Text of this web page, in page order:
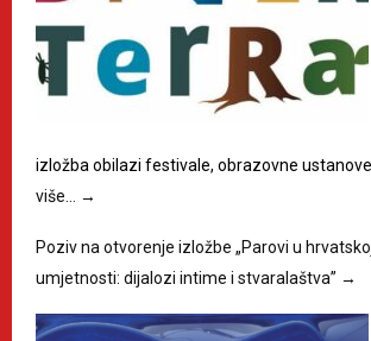
izložba obilazi festivale, obrazovne
više… →
Poziv na otvorenje izložbe „Parovi u
umjetnosti: dijalozi intime i stvaralaštva” →